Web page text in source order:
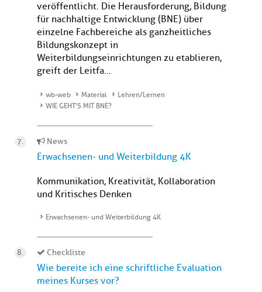
veröffentlicht. Die Herausforderung, Bildung
für nachhaltige Entwicklung (BNE) über
einzelne Fachbereiche als ganzheitliches
Bildungskonzept in
Weiterbildungseinrichtungen zu etablieren,
greift der Leitfa...
wb-web Material
Lehren/Lernen
WIE GEHT'S MIT BNE?
News
Erwachsenen- und Weiterbildung 4K
Kommunikation, Kreativität, Kollaboration
und Kritisches Denken
Erwachsenen- und Weiterbildung 4K
Checkliste
Wie bereite ich eine schriftliche Evaluation
meines Kurses vor?